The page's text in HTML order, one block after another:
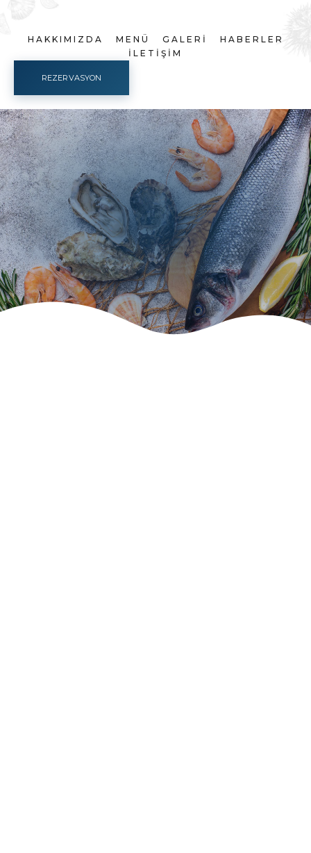
HAKKIMIZDA MENÜ GALERI
HABERLER
İLETIŞIM
REZERVASYON